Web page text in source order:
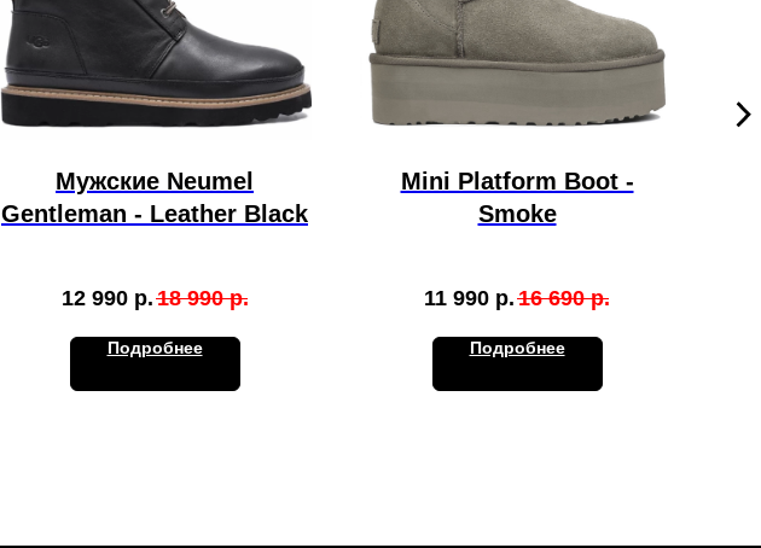
Мужские Neumel
Gentleman - Leather Black
12 990 р.18 990 р.
Подробнее
Mini Platform Boot -
Smoke
11 990 р. 16 690 р.
Подробнее